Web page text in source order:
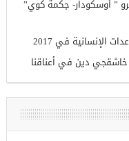
” أوسكودار- جكمة كوي”
الإنسانية في 2017
خاشقجي دين في أعناقنا